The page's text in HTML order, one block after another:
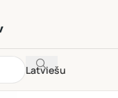
Latviešu